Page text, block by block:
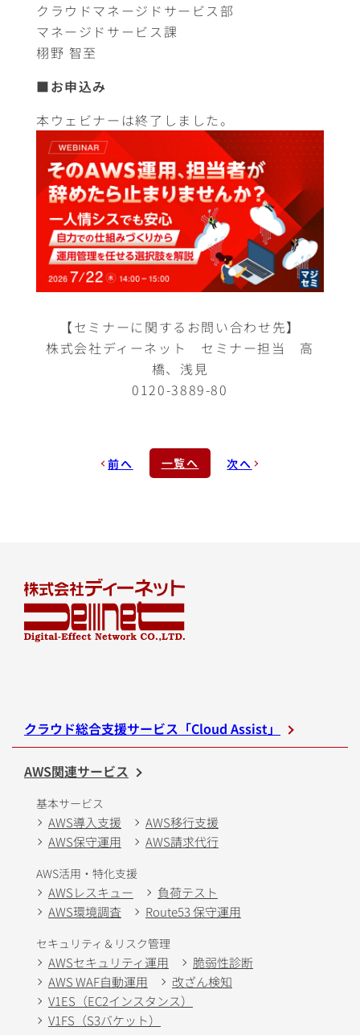
クラウドマネージドサービス部
マネージドサービス課
栩野 智至
■お申込み
本ウェビナーは終了しました。
【セミナーに関するお問い合わせ先】
株式会社ディーネット セミナー担当 高
橋、浅見
0120-3889-80
前へ 一覧へ 次へ
クラウド総合支援サービス「Cloud Assist」
AWS関連サービス
基本サービス
AWS導入支援
AWS移行支援
AWS保守運用
AWS請求代行
AWS活用・特化支援
AWSレスキュー
負荷テスト
AWS環境調査
Route53 保守運用
セキュリティ＆リスク管理
AWSセキュリティ運用
脆弱性診断
AWS WAF自動運用
改ざん検知
V1ES（EC2インスタンス）
V1FS（S3バケット）